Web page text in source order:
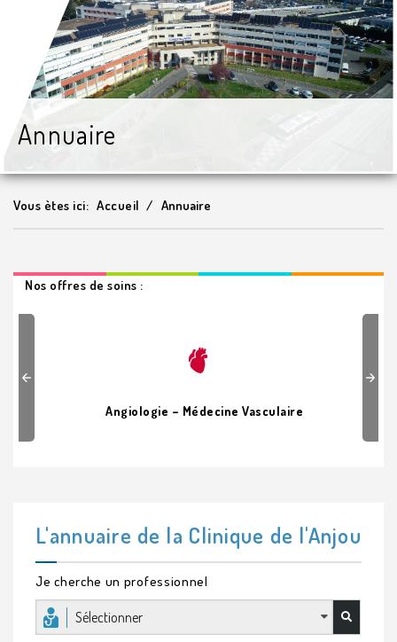
Annuaire
Vous ètes ici: Accueil Annuaire
Nos offres de soins :
Previous
Angiologie – Médecine Vasculaire
Next
L'annuaire de la Clinique de l'Anjou
Je cherche un professionnel
Sélectionner